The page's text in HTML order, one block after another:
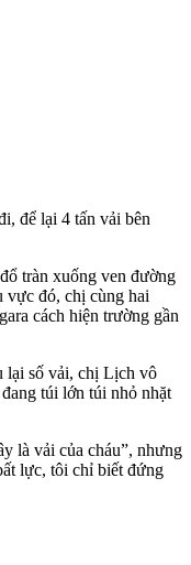
để lại 4 tấn vải bên
tràn xuống ven đường
vực đó, chị cùng hai
cách hiện trường gần
lại số vải, chị Lịch vô
túi lớn túi nhỏ nhặt
là vải của cháu”, nhưng
lực, tôi chỉ biết đứng